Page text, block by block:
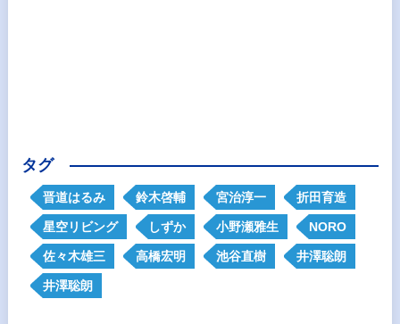
タグ
晋道はるみ 鈴木啓輔 宮治淳一 折田育造
星空リビング しずか 小野瀬雅生 NORO
佐々木雄三 高橋宏明 池谷直樹 井澤聡朗
井澤聡朗